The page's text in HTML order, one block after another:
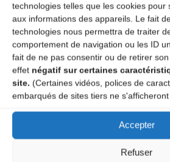
technologies telles que les cookies pour
aux informations des appareils. Le fait
technologies nous permettra de traiter
comportement de navigation ou les ID
fait de ne pas consentir ou de retirer
effet négatif sur certaines
site. (Certaines vidéos, polices de
embarqués de sites tiers ne
Accepter
Refuser
Renseignements & inscriptions :
Catégories
Agenda
Ateliers danses traditionnelles –
Moment musical (Saint